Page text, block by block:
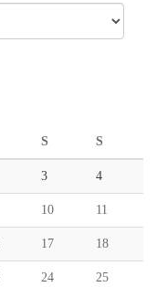
S S
3 4
10 11
17 18
24 25